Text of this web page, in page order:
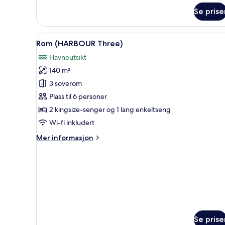
(ARTUS
Two)
Se
Åpne
alle
bildene
av
Rom
(HARBOUR
Three)
Rom (HARBOUR Three) |
10
Rom (HARBOUR Three)
Havneutsikt
140 m²
3 soverom
Plass til 6 personer
2 kingsize-senger og 1 lang enkeltseng
Wi-fi inkludert
Mer informasjon
Mer
Se